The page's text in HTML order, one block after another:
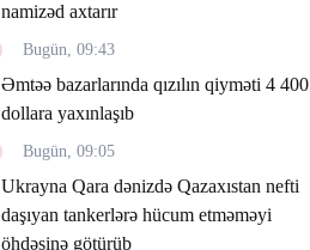
namizəd axtarır
Bugün, 09:43
Əmtəə bazarlarında qızılın qiyməti 4 400
dollara yaxınlaşıb
Bugün, 09:05
Ukrayna Qara dənizdə Qazaxıstan nefti
daşıyan tankerlərə hücum etməməyi
öhdəsinə götürüb